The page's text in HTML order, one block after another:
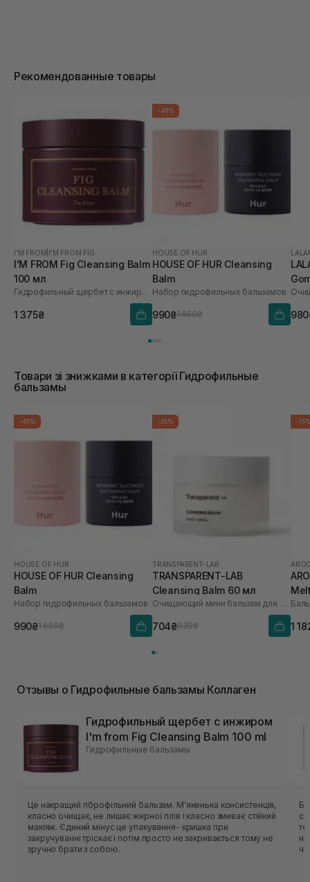
Рекомендованные товары
I'M FROM I'M FROM FIG
I'M FROM Fig Cleansing Balm
100 мл
Гидрофильный щербет с инжиром
1 375₴
-40%
HOUSE OF HUR
HOUSE OF HUR Cleansing
Balm
Набор гидрофильных бальзамов
990₴1 650₴
мл
Товари зі знижками в категорії Гидрофильные
бальзамы
-40%
HOUSE OF HUR
HOUSE OF HUR Cleansing
Balm
Набор гидрофильных бальзамов
990₴1 650₴
-25%
TRANSPARENT-LAB
TRANSPARENT-LAB
Cleansing Balm 60 мл
Очищающий мини бальзам для лица
704₴939₴
-
1
Отзывы о Гидрофильные бальзамы Коллаген
Гидрофильный щербет с инжиром
I'm from Fig Cleansing Balm 100 ml
Гидрофильные бальзамы
Це накращий гіброфільний бальзам. М'якенька консистенція,
класно очищає, не лишає жирної плів і класно змиває стійкий
макіяж. Єдиний мінус це упакування- кришка при
закручуванні тріскає і потім просто не закривається тому не
зручно брати з собою.